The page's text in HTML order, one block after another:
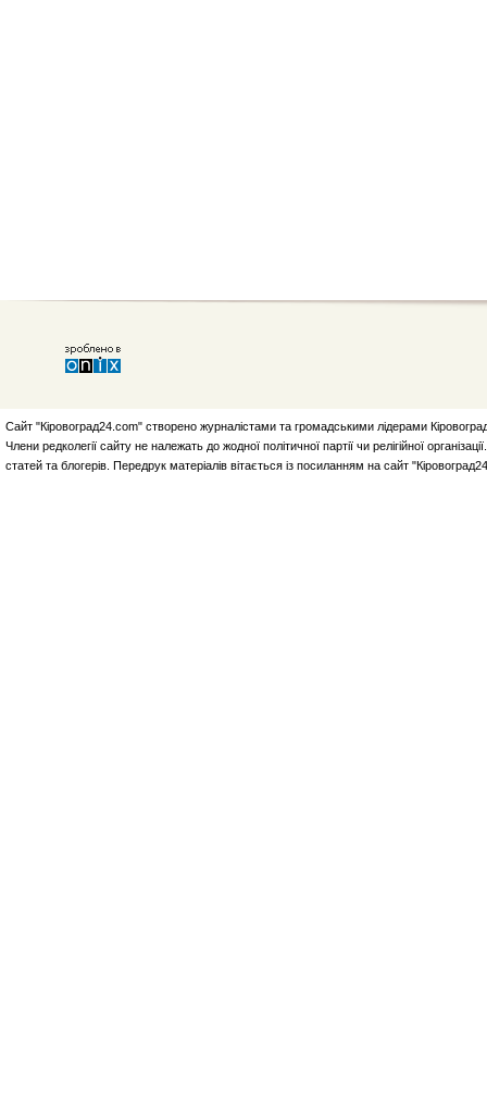
Сайт "Кіровоград24.com" створено журналістами та громадськими лідерами
Члени редколегії сайту не належать до жодної політичної партії чи релігійної
статей та блогерів. Передрук матеріалів вітається із посиланням на сайт